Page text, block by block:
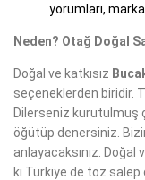
yorumları,
Neden? Otağ Doğal
Doğal ve katkısız
seçeneklerden biridir.
Dilerseniz kurutulmuş
öğütüp denersiniz.
anlayacaksınız. Doğal
ki Türkiye de toz salep